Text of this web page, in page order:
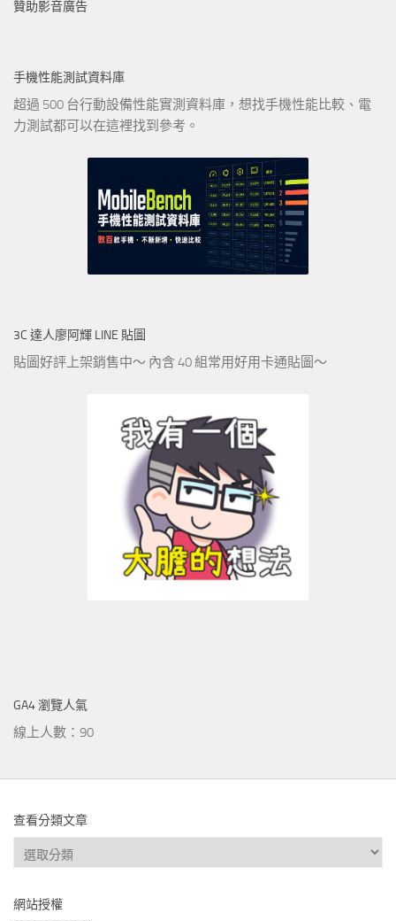
贊助影音廣告
手機性能測試資料庫
超過 500 台行動設備性能實測資料庫，想找手機性能比較、電
力測試都可以在這裡找到參考。
3C 達人廖阿輝 LINE 貼圖
貼圖好評上架銷售中～ 內含 40 組常用好用卡通貼圖～
GA4 瀏覽人氣
線上人數：90
查看分類文章
查
看
類
網站授權